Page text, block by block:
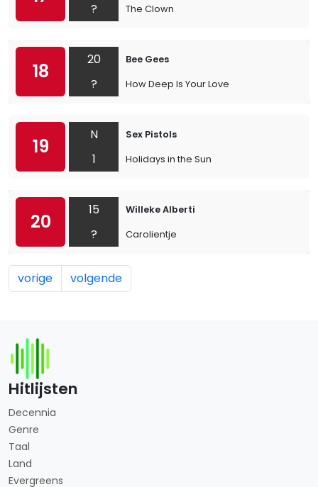
?
The Clown
18
20
?
Bee Gees
How Deep Is Your Love
19
N
1
Sex Pistols
Holidays in the Sun
20
15
?
Willeke Alberti
Carolientje
vorige volgende
Hitlijsten
Decennia
Genre
Taal
Land
Evergreens